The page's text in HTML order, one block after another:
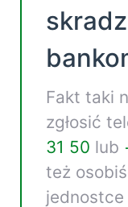
Fakt taki
zgłosić
31 50 lub
też
jednostce